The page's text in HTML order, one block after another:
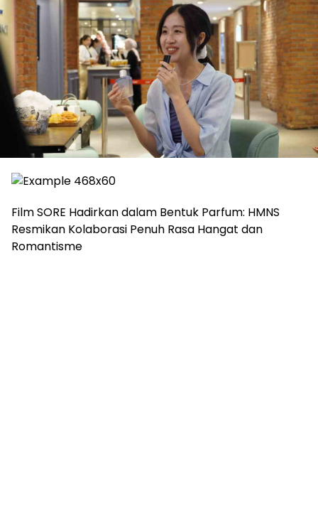
Film SORE Hadirkan dalam Bentuk Parfum: HMNS
Resmikan Kolaborasi Penuh Rasa Hangat dan
Romantisme